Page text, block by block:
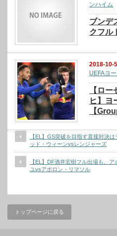
ンハイム
ブン
クフル
2018-10-5
UEFAヨ
【ロ
ヒ】ヨ
【
【EL】GS突破を目指す直接対決
ッド・ウィーンvsレンジャーズ
【EL】DF酒井宏樹フル出場も、
ユvsアポロン・リマソル
トップページに戻る